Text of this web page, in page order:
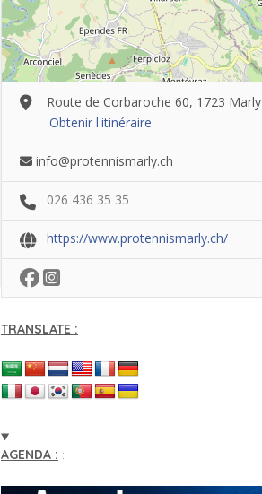
Route de Corbaroche 60, 1723 Marly
Obtenir l'itinéraire
info@protennismarly.ch
026 436 35 35
https://www.protennismarly.ch/
TRANSLATE :
AGENDA : :